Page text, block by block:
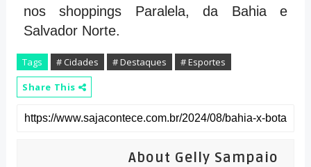
nos shoppings Paralela, da Bahia e
Salvador Norte.
Tags # Cidades # Destaques
# Esportes
Share This
About Gelly Sampaio